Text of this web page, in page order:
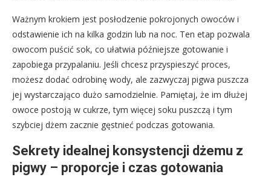
Ważnym krokiem jest posłodzenie pokrojonych owoców i
odstawienie ich na kilka godzin lub na noc. Ten etap pozwala
owocom puścić sok, co ułatwia późniejsze gotowanie i
zapobiega przypalaniu. Jeśli chcesz przyspieszyć proces,
możesz dodać odrobinę wody, ale zazwyczaj pigwa puszcza
jej wystarczająco dużo samodzielnie. Pamiętaj, że im dłużej
owoce postoją w cukrze, tym więcej soku puszczą i tym
szybciej dżem zacznie gęstnieć podczas gotowania.
Sekrety idealnej konsystencji dżemu z
pigwy – proporcje i czas gotowania